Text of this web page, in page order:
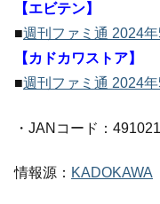
【エビテン】
■週刊ファミ通 2024
【カドカワストア】
■週刊ファミ通 2024
・JANコード：
情報源： KADOKAWA